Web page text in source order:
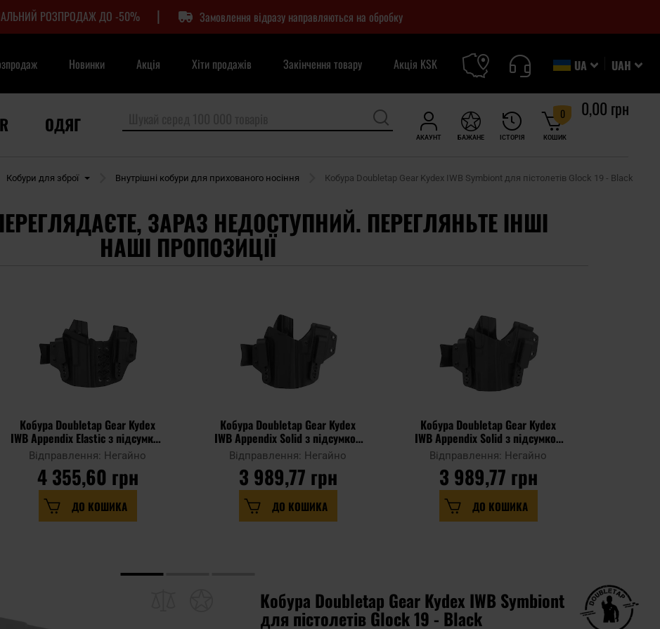
РОЗПРОДАЖ ДО -50% | Замовлення відразу направляються на обробку
UAH
UA
Новинки Акція Хіти продажів Закінчення товару Акція KSK
АКАУНТ ІСТОРІЯ
БАЖАНЕ КОШИК
0 0,00 грн
ОДЯГ
Кобури для зброї Внутрішні кобури для прихованого носіння Кобура Doubletap Gear Kydex IWB Symbiont для пістолетів Glock 19 - Black
ЗАРАЗ НЕДОСТУПНИЙ. ПЕРЕГЛЯНЬТЕ ІНШІ
НАШІ ПРОПОЗИЦІЇ
Кобура Doubletap Gear Kydex
IWB Appendix Elastic з підсумком
для пістолетів Glock 19 - Black
Відправлення: Негайно
4 355,60 грн
ДО КОШИКА
Кобура Doubletap Gear Kydex
IWB Appendix Solid з підсумком
для пістолетів CZ P-10 C - Black
Відправлення: Негайно
3 989,77 грн
ДО КОШИКА
Кобура Doubletap Gear Kydex
IWB Appendix Solid з підсумком
для пістолетів Walther P99 -
Black
Відправлення: Негайно
3 989,77 грн
ДО КОШИКА
Кобура Doubletap Gear Kydex IWB Symbiont
для пістолетів Glock 19 - Black